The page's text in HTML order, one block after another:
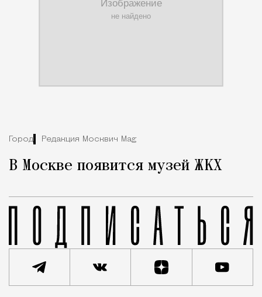
Город Редакция Москвич Mag
В Москве появится музей ЖКХ